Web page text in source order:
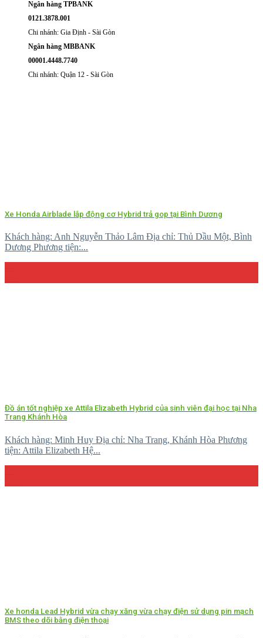
Ngân hàng TPBANK
0121.3878.001
Chi nhánh: Gia Định - Sài Gòn
Ngân hàng MBBANK
00001.4448.7740
Chi nhánh: Quận 12 - Sài Gòn
Xe Honda Airblade lắp động cơ Hybrid trả gop tại Bình Dương
Khách hàng: Anh Nguyễn Thảo Lâm Địa chỉ: Thủ Dầu Một, Bình
Dương Phương tiện:...
Đồ án tốt nghiệp xe Attila Elizabeth Hybrid của sinh viên đại học tại Nha
Trang Khánh Hòa
Khách hàng: Minh Huy Địa chỉ: Nha Trang, Khánh Hòa Phương
tiện: Attila Elizabeth Hệ...
Xe honda Lead Hybrid vừa chạy xăng vừa chạy điện sử dụng pin mạch
BMS theo dõi bằng điện thoại